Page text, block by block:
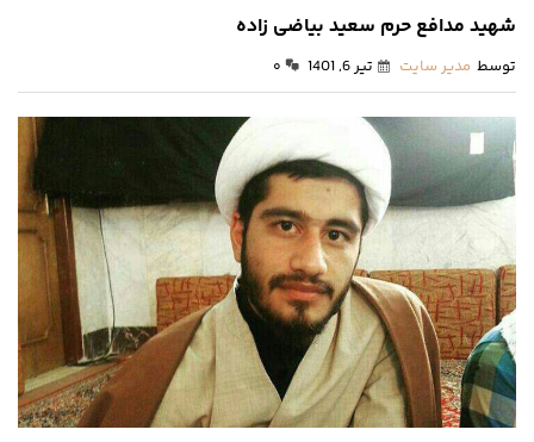
شهید مدافع حرم سعید بیاضی زاده
توسط مدیر سایت تیر 6, 1401 ۰